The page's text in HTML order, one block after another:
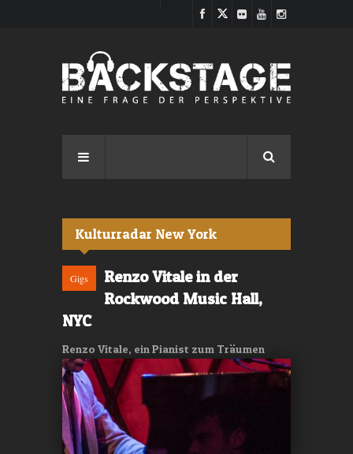
Kulturradar New York
Gigs
Renzo Vitale in der
Rockwood Music Hall,
NYC
Renzo Vitale, ein Pianist zum Träumen